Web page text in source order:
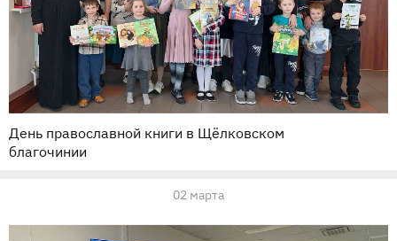
День православной книги в Щёлковском
благочинии
02 марта